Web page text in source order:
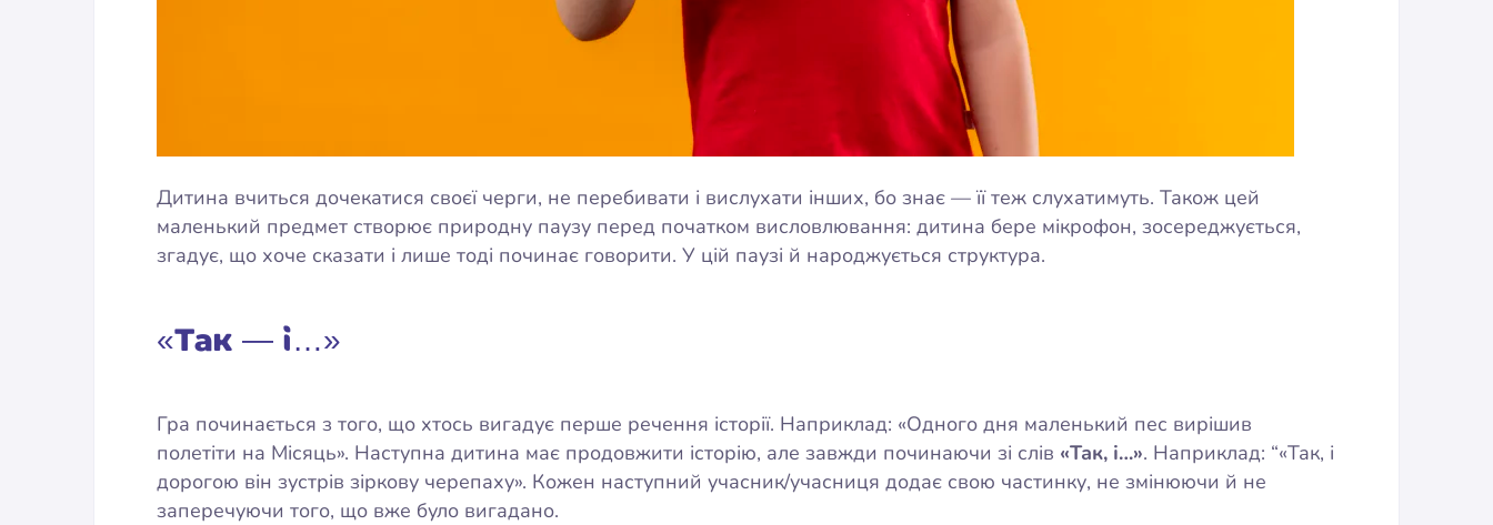
Дитина вчиться дочекатися своєї черги, не перебивати і вислухати інших, бо знає — її теж слухатимуть. Також цей
маленький предмет створює природну паузу перед початком висловлювання: дитина бере мікрофон, зосереджується,
згадує, що хоче сказати і лише тоді починає говорити. У цій паузі й народжується структура.
«Так — і…»
Гра починається з того, що хтось вигадує перше речення історії. Наприклад: «Одного дня маленький пес вирішив
полетіти на Місяць». Наступна дитина має продовжити історію, але завжди починаючи зі слів «Так, і…». Наприклад: “«Так, і
дорогою він зустрів зіркову черепаху». Кожен наступний учасник/учасниця додає свою частинку, не змінюючи й не
заперечуючи того, що вже було вигадано.